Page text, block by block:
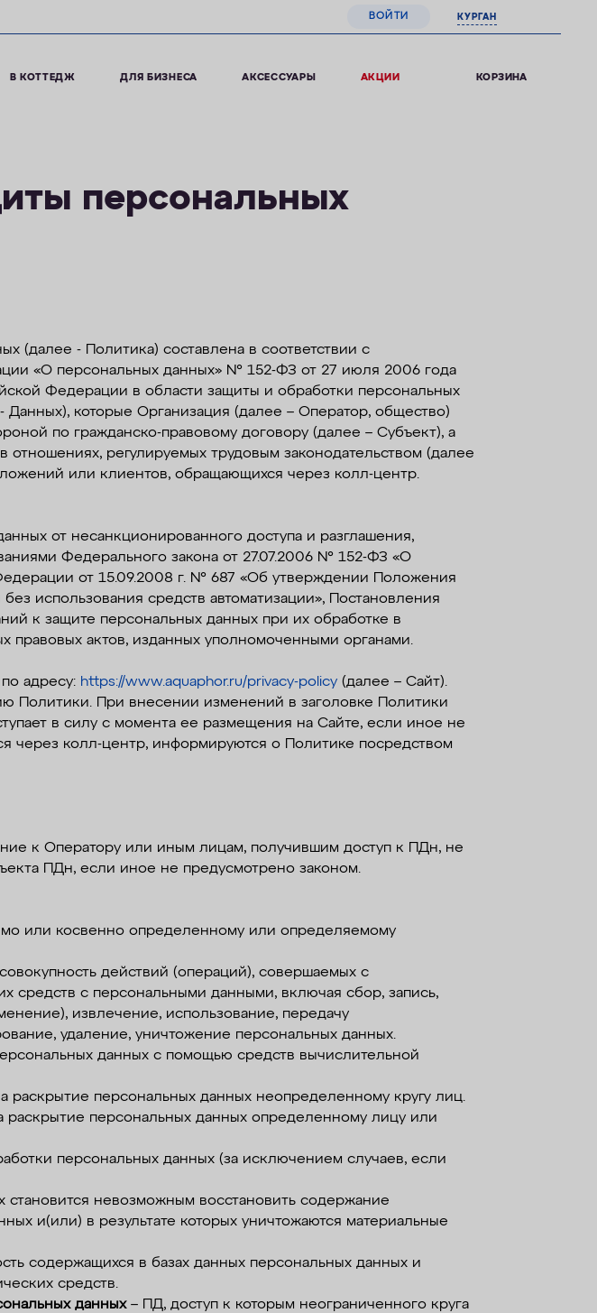
ВОЙТИ КУРГАН
В КОТТЕДЖ ДЛЯ БИЗНЕСА АКСЕССУАРЫ АКЦИИ КОРЗИНА
персональных
(далее - Политика) составлена в соответствии с
«О персональных данных» № 152-ФЗ от 27 июля 2006 года
Федерации в области защиты и обработки персональных
которые Организация (далее – Оператор, общество)
по гражданско-правовому договору (далее – Субъект), а
регулируемых трудовым законодательством (далее
или клиентов, обращающихся через колл-центр.
от несанкционированного доступа и разглашения,
Федерального закона от 27.07.2006 № 152-ФЗ «О
от 15.09.2008 г. № 687 «Об утверждении Положения
использования средств автоматизации», Постановления
к защите персональных данных при их обработке в
правовых актов, изданных уполномоченными органами.
адресу: https://www.aquaphor.ru/privacy-policy (далее – Сайт).
Политики. При внесении изменений в заголовке Политики
в силу с момента ее размещения на Сайте, если иное не
колл-центр, информируются о Политике посредством
к Оператору или иным лицам, получившим доступ к ПДн, не
ПДн, если иное не предусмотрено законом.
или косвенно определенному или определяемому
действий (операций), совершаемых с
средств с персональными данными, включая сбор, запись,
извлечение, использование, передачу
удаление, уничтожение персональных данных.
данных с помощью средств вычислительной
раскрытие персональных данных неопределенному кругу лиц.
раскрытие персональных данных определенному лицу или
персональных данных (за исключением случаев, если
становится невозможным восстановить содержание
и(или) в результате которых уничтожаются материальные
содержащихся в базах данных персональных данных и
средств.
данных– ПД, доступ к которым неограниченного круга